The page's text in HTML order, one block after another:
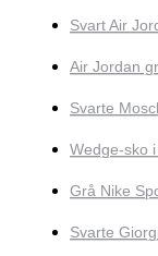
Svart Air
Air Jordan
Svarte
Wedge-sko
Grå Nike
Svarte